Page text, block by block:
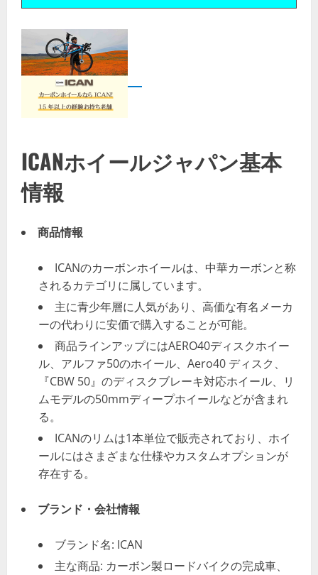
ICANホイールジャパン基本
情報
商品情報
ICANのカーボンホイールは、中華カーボンと称
されるカテゴリに属しています。
主に青少年層に人気があり、高価な有名メーカ
ーの代わりに安価で購入することが可能。
商品ラインアップにはAERO40ディスクホイー
ル、アルファ50のホイール、Aero40 ディスク、
『CBW 50』のディスクブレーキ対応ホイール、リ
ムモデルの50mmディープホイールなどが含まれ
る。
ICANのリムは1本単位で販売されており、ホイ
ールにはさまざまな仕様やカスタムオプションが
存在する。
ブランド・会社情報
ブランド名: ICAN
主な商品: カーボン製ロードバイクの完成車、